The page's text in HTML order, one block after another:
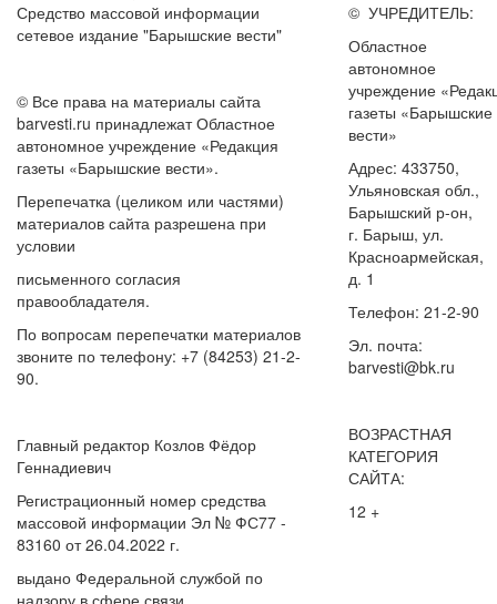
Средство массовой информации
сетевое издание "Барышские вести"
© Все права на материалы сайта
barvesti.ru принадлежат Областное
автономное учреждение «Редакция
газеты «Барышские вести».
Перепечатка (целиком или частями)
материалов сайта разрешена при
условии
письменного согласия
правообладателя.
По вопросам перепечатки материалов
звоните по телефону: +7 (84253) 21-2-
90.
Главный редактор Козлов Фёдор
Геннадиевич
Регистрационный номер средства
массовой информации Эл № ФС77 -
83160 от 26.04.2022 г.
выдано Федеральной службой по
© УЧРЕДИТЕЛЬ:
Областное
автономное
учреждение
газеты «Барышские
вести»
Адрес: 433750,
Ульяновская обл.,
Барышский р-он,
г. Барыш, ул.
Красноармейская,
д. 1
Телефон: 21-2-90
Эл. почта:
barvesti@bk.ru
ВОЗРАСТНАЯ
КАТЕГОРИЯ
САЙТА:
12 +